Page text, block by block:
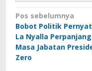
Navigasi
pos
Pos sebelumnya
Bobot Politik
La Nyalla
Masa Jabatan
Zero